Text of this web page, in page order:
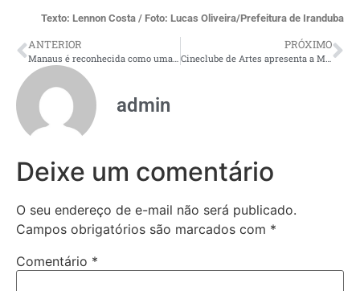
Texto: Lennon Costa / Foto: Lucas Oliveira/Prefeitura de Iranduba
ANTERIOR
Manaus é reconhecida como uma das melhores cidades para se visitar na América Latina
PRÓXIMO
Cineclube de Artes apresenta a Mostra de Cinema Caba no Teatro Gebes de Medeiros
admin
Deixe um comentário
O seu endereço de e-mail não será publicado.
Campos obrigatórios são marcados com *
Comentário *